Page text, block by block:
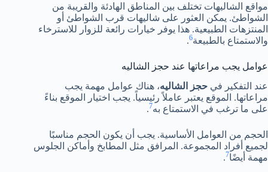
مواقع الشاليهات تختلف بين المناطق الهادئة والقريبة من
الشواطئ. يمكن العثور على شاليهات قرب الشواطئ أو
المنتزهات الطبيعية. هذا يوفر خيارات رائعة للزوار للاسترخاء
والاستمتاع بالطبيعة6
.
عوامل يجب مراعاتها عند حجز الشاليه
عند التفكير في حجز الشاليه، هناك عوامل مهمة يجب
مراعاتها. الموقع يعتبر عاملاً رئيسياً. يجب اختيار الموقع بناءً
على ما ترغب في الاستمتاع به7
.
الحجم من العوامل الأساسية. يجب أن يكون الحجم مناسبًا
لجميع أفراد المجموعة. المرافق مثل المطابخ وأماكن الجلوس
مهمة أيضًا7
.